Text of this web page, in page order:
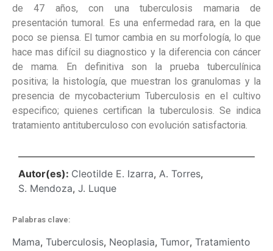
de 47 años, con una tuberculosis mamaria de
presentación tumoral. Es una enfermedad rara, en la que
poco se piensa. El tumor cambia en su morfología, lo que
hace mas difícil su diagnostico y la diferencia con cáncer
de mama. En definitiva son la prueba tuberculínica
positiva; la histología, que muestran los granulomas y la
presencia de mycobacterium Tuberculosis en el cultivo
especifico; quienes certifican la tuberculosis. Se indica
tratamiento antituberculoso con evolución satisfactoria.
Autor(es): Cleotilde E. Izarra, A. Torres,
S. Mendoza, J. Luque
Palabras clave:
Mama, Tuberculosis, Neoplasia, Tumor, Tratamiento